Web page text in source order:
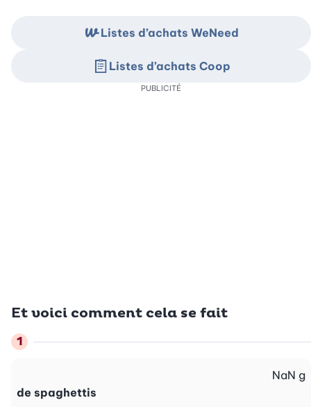
Et voici comment cela se fait
de spaghettis
NaN g
Listes d’achats WeNeed
Listes d’achats Coop
PUBLICITÉ